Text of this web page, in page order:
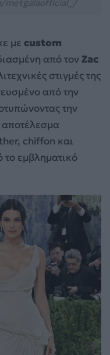
με custom
από τον Zac
στιγμές της
από την
την
αποτέλεσμα
chiffon και
εμβληματικό